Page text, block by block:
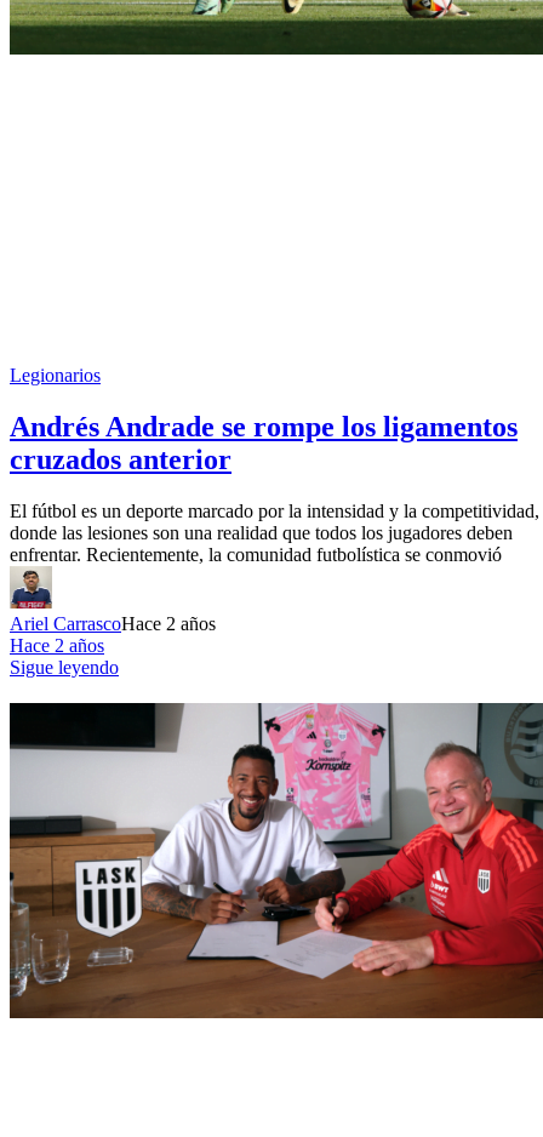
Legionarios
Andrés Andrade se rompe los ligamentos
cruzados anterior
El fútbol es un deporte marcado por la intensidad y la competitividad,
donde las lesiones son una realidad que todos los jugadores deben
enfrentar. Recientemente, la comunidad futbolística se conmovió
Ariel CarrascoHace 2 años
Hace 2 años
Sigue leyendo